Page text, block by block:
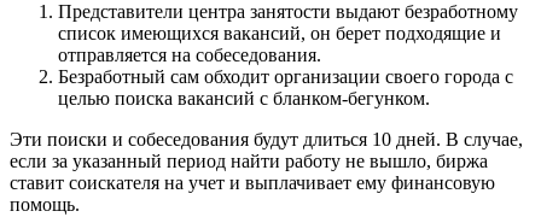
Представители центра занятости выдают безработному
список имеющихся вакансий, он берет подходящие и
отправляется на собеседования.
Безработный сам обходит организации своего города с
целью поиска вакансий с бланком-бегунком.
Эти поиски и собеседования будут длиться 10 дней. В случае,
если за указанный период найти работу не вышло, биржа
ставит соискателя на учет и выплачивает ему финансовую
помощь.